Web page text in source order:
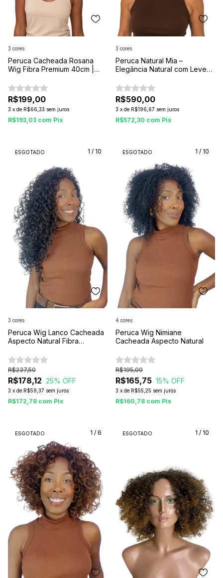
Peruca Cacheada Rosana
Wig Fibra Premium 40cm |
R$199,00
3 x de R$66,33 sem juros
R$193,03 com Pix
3 cores
Peruca Natural Mia –
Elegância Natural com Leveza
R$590,00
3 x de R$196,67 sem juros
R$572,30 com Pix
3 cores
1 / 10
ESGOTADO
Peruca Wig Lanco Cacheada
Aspecto Natural Fibra
R$178,12
R$237,50
25% OFF
3 x de R$59,37 sem juros
R$172,78 com Pix
3 cores
1 / 10
ESGOTADO
Peruca Wig Nimiane
Cacheada Aspecto Natural
R$165,75
R$195,00
15% OFF
3 x de R$55,25 sem juros
R$160,78 com Pix
4 cores
1 / 6
ESGOTADO 1 / 10
ESGOTADO